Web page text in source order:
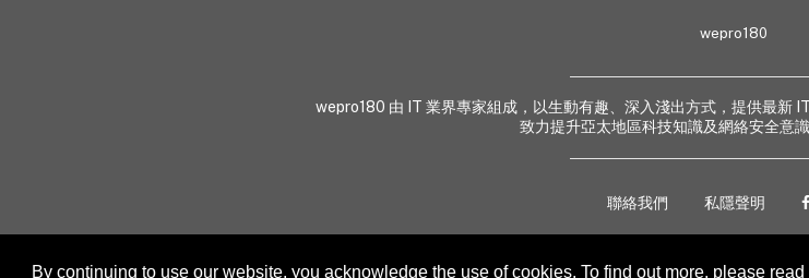
By continuing to use our website, you acknowledge the use of cookies. To find out more, please read
wepro180
wepro180 由 IT 業界專家組成，以生動有趣、深入淺出方式，提供最新
致力提升亞太地區科技知識及網絡安全意
聯絡我們 私隱聲明